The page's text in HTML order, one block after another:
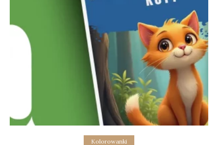
Add to cart
Kolorowanki